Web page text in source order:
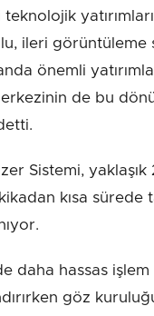
ileri görüntüleme
önemli
de bu
Sistemi,
kısa sürede
hassas işlem
göz